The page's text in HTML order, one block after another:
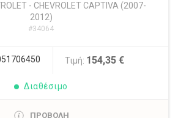
- CHEVROLET CAPTIVA (2007-
2012)
#34064
Τιμή: 154,35 €
Διαθέσιμο
ΠΡΟΒΟΛΗ